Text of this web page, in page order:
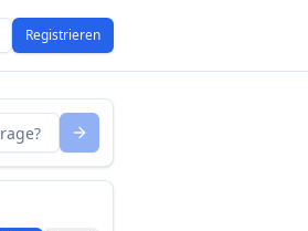
Registrieren